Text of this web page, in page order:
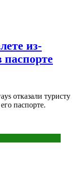
из-
паспорте
отказали туристу
паспорте.